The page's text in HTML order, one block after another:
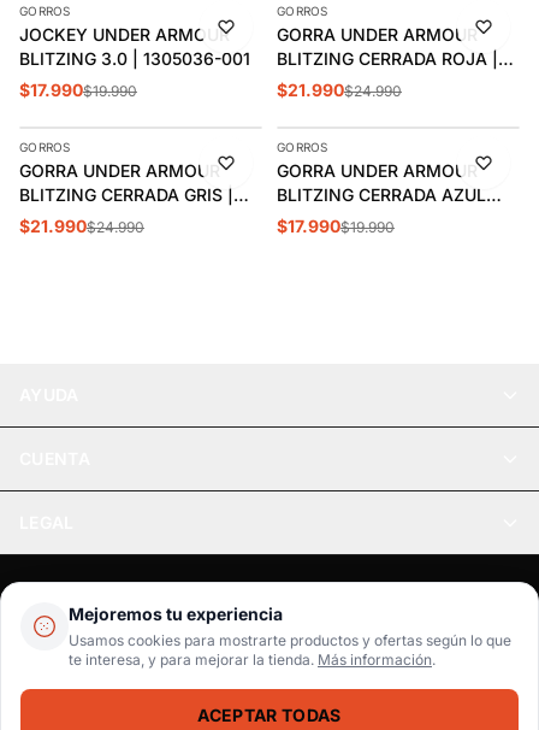
Mejoremos tu experiencia
Usamos cookies para mostrarte productos y ofertas según lo que
te interesa, y para mejorar la tienda. Más información.
ACEPTAR TODAS
-10%
GORROS
JOCKEY UNDER ARMOUR
BLITZING 3.0 | 1305036-001
$17.990$19.990
-12%
GORROS
GORRA UNDER ARMOUR
BLITZING CERRADA ROJA |
1376700-600
$21.990$24.990
-12%
AGREGAR
GORROS
GORRA UNDER ARMOUR
BLITZING CERRADA GRIS |
1376700-003
$21.990$24.990
-10%
AGREGAR
GORROS
GORRA UNDER ARMOUR
BLITZING CERRADA AZUL
MARINO | 1376700-410
$17.990$19.990
Realsport © 2026